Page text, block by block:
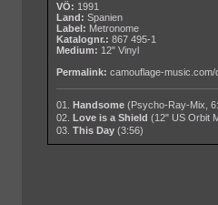
VÖ: 1991
Land: Spanien
Label: Metronome
Katalognr.: 867 495-1
Medium: 12" Vinyl
Permalink: camouflage-music.com/
01. Handsome (Psycho-Ray-Mix,
02. Love is a Shield (12" US Orbit
03. This Day (3:56)